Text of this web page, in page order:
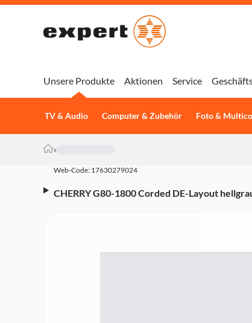
Unsere Produkte
TV & Audio Computer & Zubehör Foto &
Aktionen Service
»
Web-Code: 17630279024
CHERRY G80-1800 Corded DE-Layout